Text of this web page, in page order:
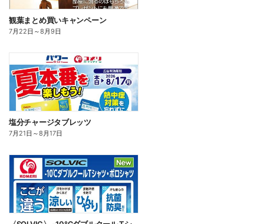
観葉まとめ買いキャンペーン
7月22日 ～8月9日
塩分チャージタブレッツ
7月21日 ～8月17日